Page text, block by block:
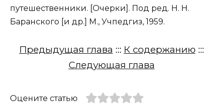
путешественники. [Очерки]. Под ред. Н. Н.
Баранского [и др.] М., Учпедгиз, 1959.
Предыдущая глава ::: К содержанию :::
Следующая глава
Оцените статью